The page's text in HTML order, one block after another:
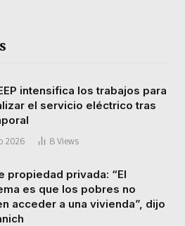
intensifica los trabajos para
el servicio eléctrico tras
2026 8 Views
propiedad privada: “El
es que los pobres no
acceder a una vivienda”, dijo